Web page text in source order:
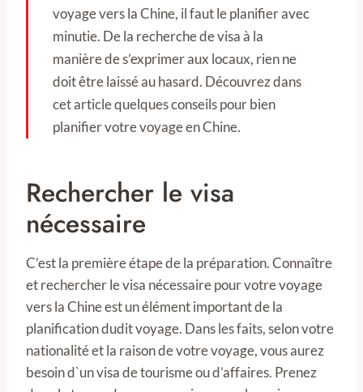
voyage vers la Chine, il faut le planifier avec
minutie. De la recherche de visa à la
manière de s’exprimer aux locaux, rien ne
doit être laissé au hasard. Découvrez dans
cet article quelques conseils pour bien
planifier votre voyage en Chine.
Rechercher le visa
nécessaire
C’est la première étape de la préparation. Connaître
et rechercher le visa nécessaire pour votre voyage
vers la Chine est un élément important de la
planification dudit voyage. Dans les faits, selon votre
nationalité et la raison de votre voyage, vous aurez
besoin d`un visa de tourisme ou d’affaires. Prenez